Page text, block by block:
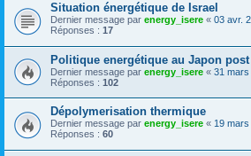
Situation énergétique de Israel
Dernier message par energy_isere « 03 avr.
Réponses : 17
Politique energétique au Japon
Dernier message par energy_isere « 31 mars
Réponses : 102
Dépolymerisation thermique
Dernier message par energy_isere « 19 mars
Réponses : 60